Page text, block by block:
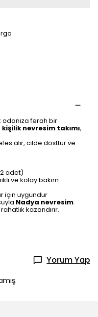
odanıza ferah bir
nevresim takımı,
alır, cilde dosttur ve
adet)
ve kolay bakım
için uygundur
Nadya nevresim
kazandırır.
Yorum Yap